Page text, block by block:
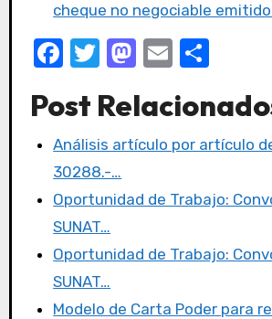
cheque no negociable emitido
F
c
e
b
o
o
k
T
it
te
r
M
st
o
o
E
ail
C
m
p
tir
Post
Análisis artículo por artículo
30288.-…
Oportunidad de Trabajo:
SUNAT…
Oportunidad de Trabajo:
SUNAT…
Modelo de Carta Poder para